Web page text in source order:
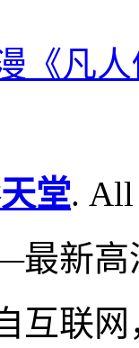
《凡
堂. All
新高
互联